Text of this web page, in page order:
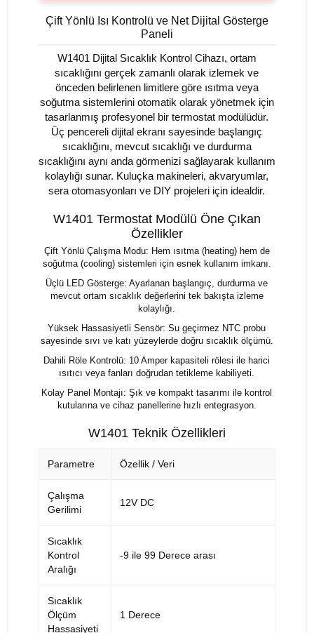
Çift Yönlü Isı Kontrolü ve Net Dijital Gösterge
Paneli
W1401 Dijital Sıcaklık Kontrol Cihazı, ortam
sıcaklığını gerçek zamanlı olarak izlemek ve
önceden belirlenen limitlere göre ısıtma veya
soğutma sistemlerini otomatik olarak yönetmek için
tasarlanmış profesyonel bir termostat modülüdür.
Üç pencereli dijital ekranı sayesinde başlangıç
sıcaklığını, mevcut sıcaklığı ve durdurma
sıcaklığını aynı anda görmenizi sağlayarak kullanım
kolaylığı sunar. Kuluçka makineleri, akvaryumlar,
sera otomasyonları ve DIY projeleri için idealdir.
W1401 Termostat Modülü Öne Çıkan
Özellikler
Çift Yönlü Çalışma Modu: Hem ısıtma (heating) hem de
soğutma (cooling) sistemleri için esnek kullanım imkanı.
Üçlü LED Gösterge: Ayarlanan başlangıç, durdurma ve
mevcut ortam sıcaklık değerlerini tek bakışta izleme
kolaylığı.
Yüksek Hassasiyetli Sensör: Su geçirmez NTC probu
sayesinde sıvı ve katı yüzeylerde doğru sıcaklık ölçümü.
Dahili Röle Kontrolü: 10 Amper kapasiteli rölesi ile harici
ısıtıcı veya fanları doğrudan tetikleme kabiliyeti.
Kolay Panel Montajı: Şık ve kompakt tasarımı ile kontrol
kutularına ve cihaz panellerine hızlı entegrasyon.
W1401 Teknik Özellikleri
Parametre Özellik / Veri
Çalışma
Gerilimi
12V DC
Sıcaklık
Kontrol
Aralığı
-9 ile 99 Derece arası
Sıcaklık
Ölçüm
Hassasiyeti
1 Derece